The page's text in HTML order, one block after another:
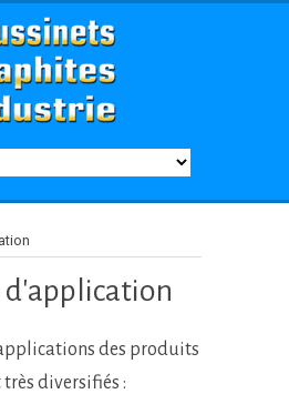
d'application
des produits
très diversifiés :